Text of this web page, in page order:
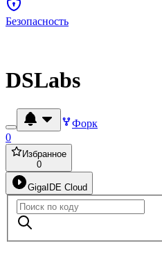
Безопасность
DSLabs
Форк
0
Избранное
0
GigaIDE Cloud